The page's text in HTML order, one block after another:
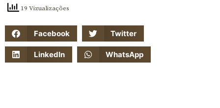
19 Vizualizações
Facebook Twitter
LinkedIn WhatsApp